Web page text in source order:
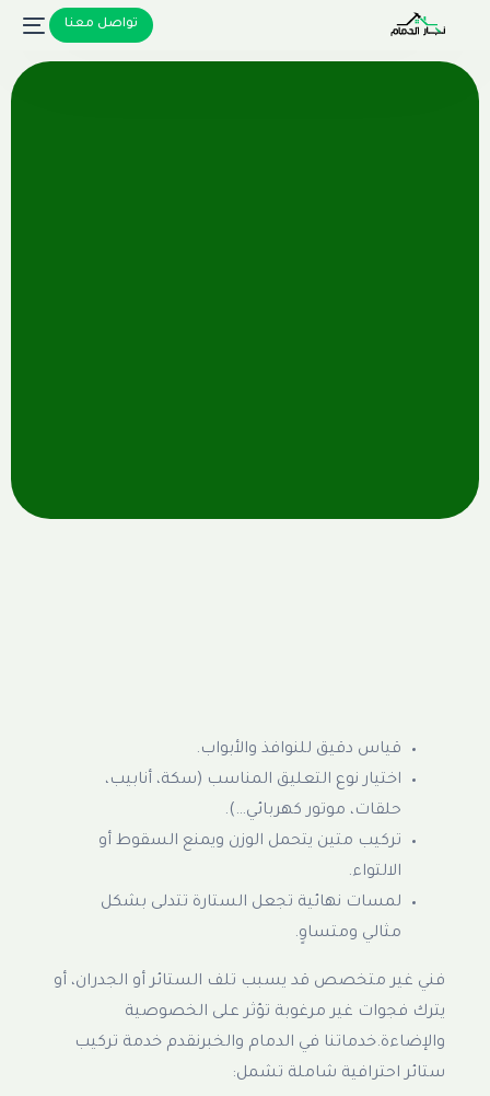
تواصل معنا
قياس دقيق للنوافذ والأبواب.
اختيار نوع التعليق المناسب (سكة، أنابيب،
حلقات، موتور كهربائي…).
تركيب متين يتحمل الوزن ويمنع السقوط أو
الالتواء.
لمسات نهائية تجعل الستارة تتدلى بشكل
مثالي ومتساوٍ.
فني غير متخصص قد يسبب تلف الستائر أو الجدران، أو
يترك فجوات غير مرغوبة تؤثر على الخصوصية
والإضاءة.خدماتنا في الدمام والخبرنقدم خدمة تركيب
ستائر احترافية شاملة تشمل: